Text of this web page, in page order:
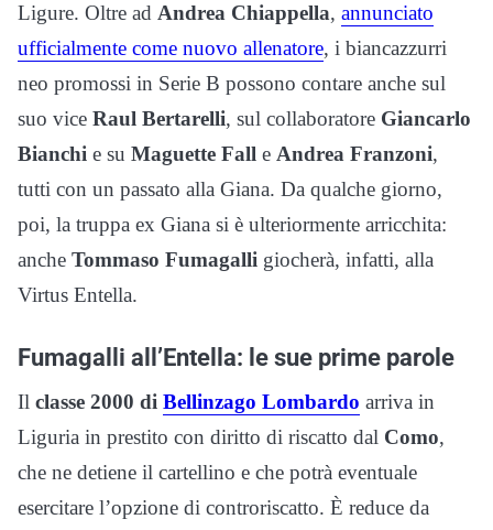
Ligure. Oltre ad Andrea Chiappella, annunciato
ufficialmente come nuovo allenatore, i biancazzurri
neo promossi in Serie B possono contare anche sul
suo vice Raul Bertarelli, sul collaboratore Giancarlo
Bianchi e su Maguette Fall e Andrea Franzoni,
tutti con un passato alla Giana. Da qualche giorno,
poi, la truppa ex Giana si è ulteriormente arricchita:
anche Tommaso Fumagalli giocherà, infatti, alla
Virtus Entella.
Fumagalli all’Entella: le sue prime parole
Il classe 2000 di Bellinzago Lombardo arriva in
Liguria in prestito con diritto di riscatto dal Como,
che ne detiene il cartellino e che potrà eventuale
esercitare l’opzione di controriscatto. È reduce da